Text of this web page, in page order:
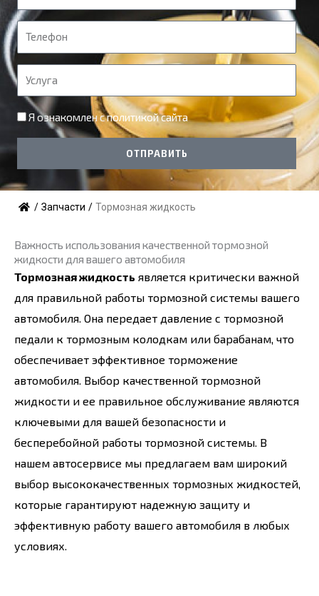
м
яТ
е
л
е
ф
н
с
л
г
а
Я ознакомлен сполитикой сайта
ОТПРАВИТЬ
/ Запчасти / Тормозная жидкость
Важность использования качественной тормозной
жидкости для вашего автомобиля
Тормозная жидкость является критически важной
для правильной работы тормозной системы вашего
автомобиля. Она передает давление с тормозной
педали к тормозным колодкам или барабанам, что
обеспечивает эффективное торможение
автомобиля. Выбор качественной тормозной
жидкости и ее правильное обслуживание являются
ключевыми для вашей безопасности и
бесперебойной работы тормозной системы. В
нашем автосервисе мы предлагаем вам широкий
выбор высококачественных тормозных жидкостей,
которые гарантируют надежную защиту и
эффективную работу вашего автомобиля в любых
условиях.